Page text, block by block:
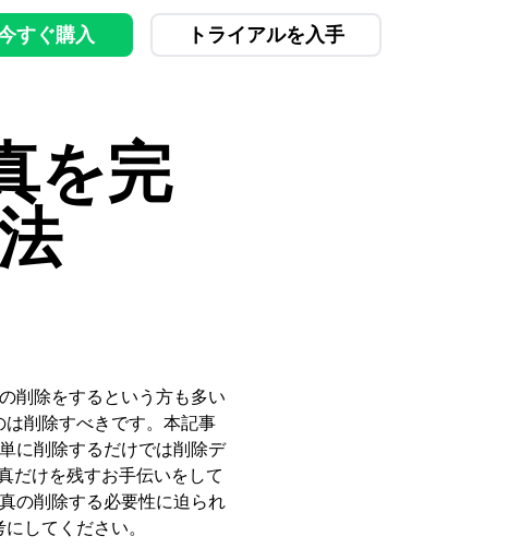
すぐ購入 トライアルを入手
を完
削除をするという方も多い
削除すべきです。本記事
に削除するだけでは削除デ
だけを残すお手伝いをして
の削除する必要性に迫られ
してください。